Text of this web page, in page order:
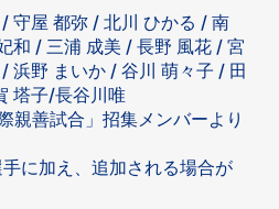
守屋 都弥 / 北川 ひかる / 南
和 / 三浦 成美 / 長野 風花 / 宮
浜野 まいか / 谷川 萌々子 / 田
塔子/長谷川唯
善試合」招集メンバーより
に加え、追加される場合が